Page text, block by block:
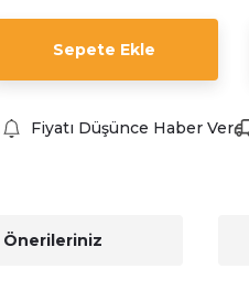
Sepete Ekle
Fiyatı Düşünce Haber Ver
Önerileriniz